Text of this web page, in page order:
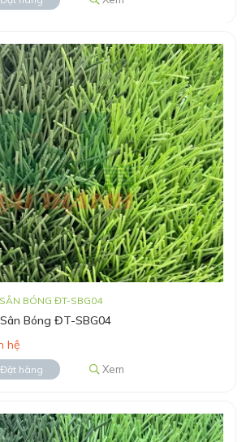
BÓNG ĐT-SBG04
Bóng ĐT-SBG04
hệ
Đặt hàng Xem